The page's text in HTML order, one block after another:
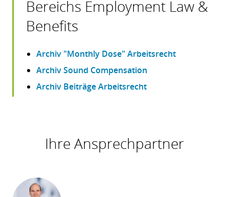
Bereichs Employment Law &
Benefits
Archiv "Monthly Dose" Arbeitsrecht
Archiv Sound Compensation
Archiv Beiträge Arbeitsrecht
Ihre Ansprechpartner